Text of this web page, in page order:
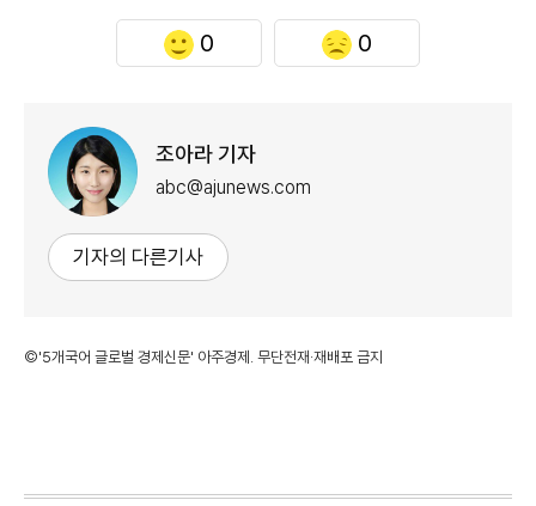
0 0
조아라 기자
abc@ajunews.com
기자의 다른기사
©'5개국어 글로벌 경제신문' 아주경제. 무단전재·재배포 금지